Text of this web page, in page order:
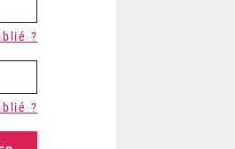
?
?